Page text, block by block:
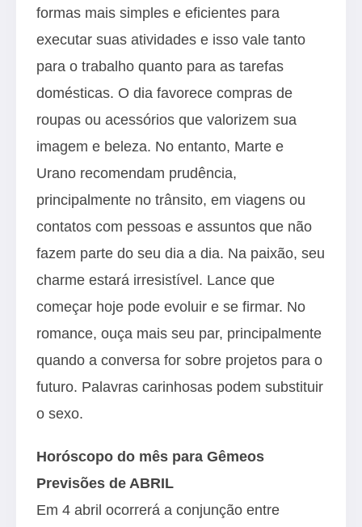
formas mais simples e eficientes para
executar suas atividades e isso vale tanto
para o trabalho quanto para as tarefas
domésticas. O dia favorece compras de
roupas ou acessórios que valorizem sua
imagem e beleza. No entanto, Marte e
Urano recomendam prudência,
principalmente no trânsito, em viagens ou
contatos com pessoas e assuntos que não
fazem parte do seu dia a dia. Na paixão, seu
charme estará irresistível. Lance que
começar hoje pode evoluir e se firmar. No
romance, ouça mais seu par, principalmente
quando a conversa for sobre projetos para o
futuro. Palavras carinhosas podem substituir
o sexo.
Horóscopo do mês para Gêmeos
Previsões de ABRIL
Em 4 abril ocorrerá a conjunção entre